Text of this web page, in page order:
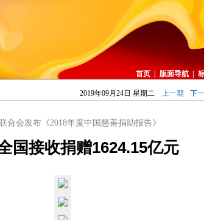
首页 版面导航
2019年09月24日 星期二 上一期 下
合会发布《2018年度中国慈善捐助报告》
国接收捐赠1624.15亿元